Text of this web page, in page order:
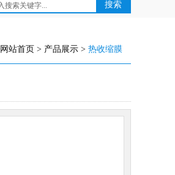
网站首页 > 产品展示 > 热收缩膜